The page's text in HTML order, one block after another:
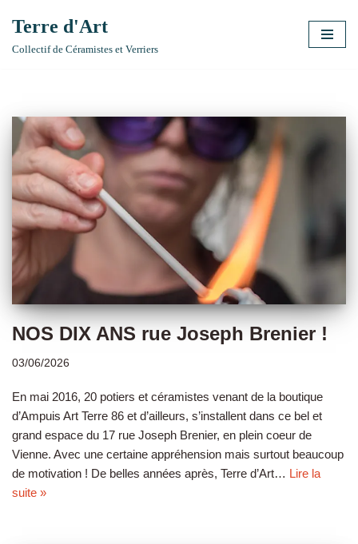
Aller
Terre d'Art
Collectif de Céramistes et Verriers
NOS DIX ANS rue Joseph Brenier !
03/06/2026
En mai 2016, 20 potiers et céramistes venant de la boutique
d’Ampuis Art Terre 86 et d’ailleurs, s’installent dans ce bel et
grand espace du 17 rue Joseph Brenier, en plein coeur de
Vienne. Avec une certaine appréhension mais surtout beaucoup
de motivation ! De belles années après, Terre d’Art… Lire la
suite »